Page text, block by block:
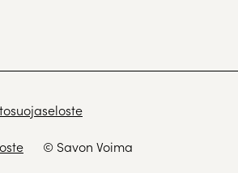
© Savon Voima